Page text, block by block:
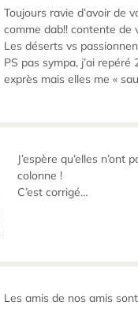
Toujours ravie d’avoir de
comme dab!! contente de
Les déserts vs
PS pas sympa, j’ai
exprès mais elles me «
J’espère qu’elles
colonne !
C’est corrigé…
Les amis de nos amis